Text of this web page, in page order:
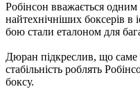
Робінсон вважається одним
найтехнічніших боксерів в
бою стали еталоном для
Дюран підкреслив, що саме
стабільність роблять
боксу.